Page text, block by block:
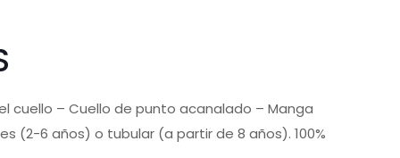
cuello – Cuello de punto acanalado – Manga
(2-6 años) o tubular (a partir de 8 años). 100%